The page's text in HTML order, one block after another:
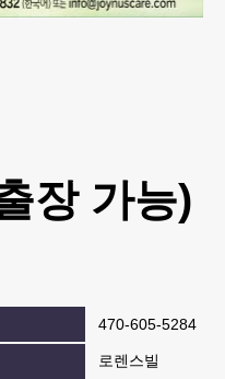
장 가능)
470-605-5284
로렌스빌